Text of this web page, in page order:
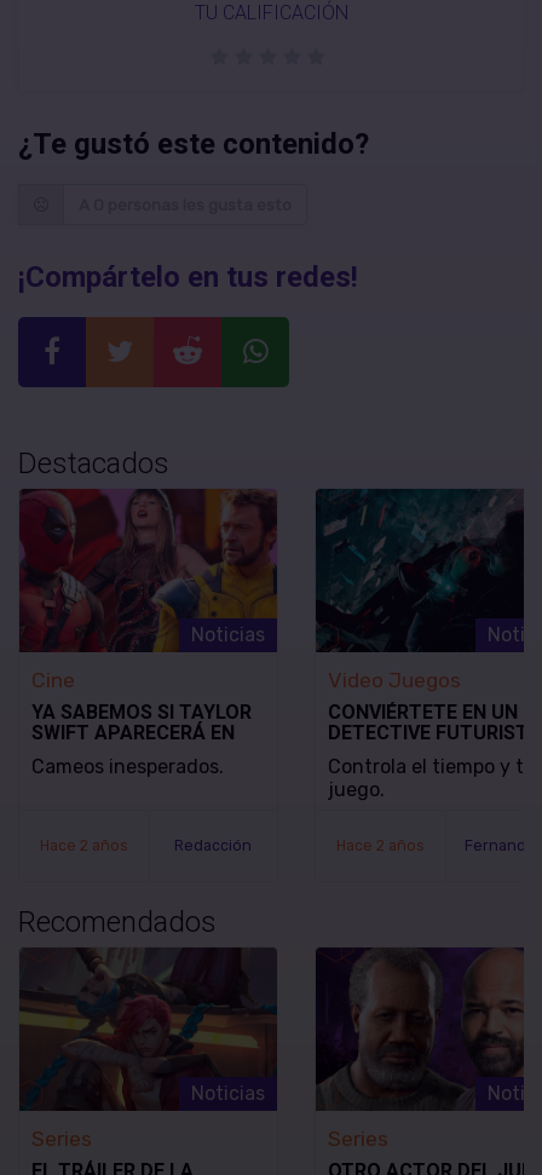
TU CALIFICACIÓN
¿Te gustó este contenido?
¡Compártelo en tus redes!
Destacados
Noticias
Cine
YA SABEMOS SI TAYLOR
SWIFT APARECERÁ EN
DEADPOOL & WOLVERINE
Cameos inesperados.
Hace 2 años Redacción
Video Juegos
CONVIÉRTETE EN UN
DETECTIVE
SE REVELA EL MODO
JUEGO Y LA FECHA DE
LANZAMIENTO DE
Controla el tiempo y tu
juego.
Hace 2 años
Recomendados
Noticias
Series Series